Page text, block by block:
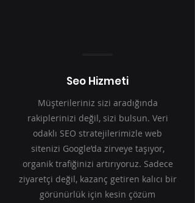
Seo Hizmeti
Müşterileriniz sizi aradığında
rakiplerinizi değil, sizi bulsun. Veri
odaklı SEO stratejilerimizle web
sitenizi Google’da zirveye taşıyor,
organik trafiğinizi artırıyoruz. Sadece
ziyaretçi değil, kazanç getiren kalıcı bir
görünürlük için kesin çözüm